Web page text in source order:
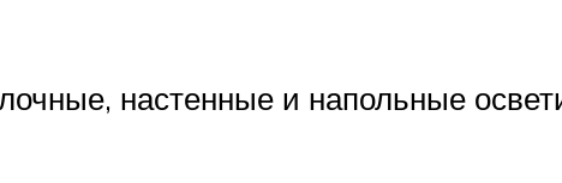
настенные и напольные